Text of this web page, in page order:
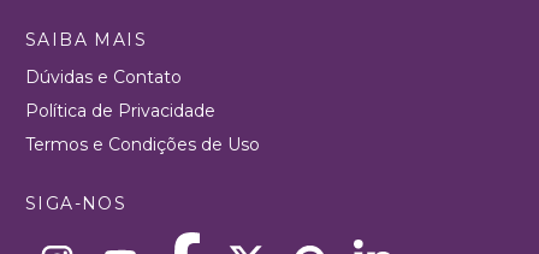
SAIBA MAIS
Dúvidas e Contato
Política de Privacidade
Termos e Condições de Uso
SIGA-NOS